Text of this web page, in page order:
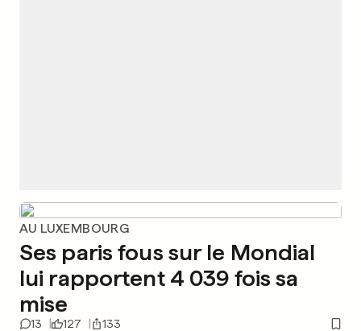
AU LUXEMBOURG
Ses paris fous sur le Mondial
lui rapportent 4 039 fois sa
mise
13 127 133